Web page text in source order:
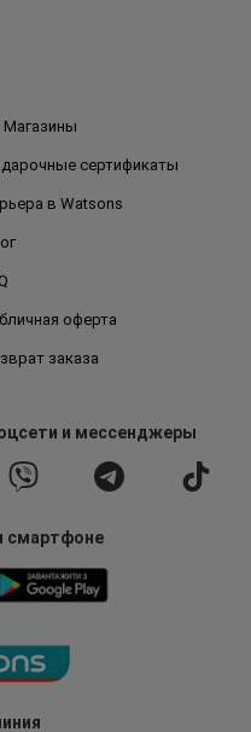
Магазины
сертификаты
в Watsons
оферта
заказа
и мессенджеры
смартфоне